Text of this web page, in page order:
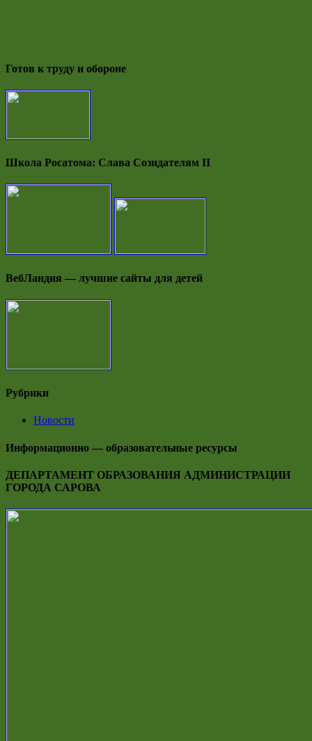
Готов к труду и обороне
Школа Росатома: Слава Созидателям II
ВебЛандия — лучшие сайты для детей
Рубрики
Новости
Информационно — образовательные ресурсы
ДЕПАРТАМЕНТ ОБРАЗОВАНИЯ АДМИНИСТРАЦИИ
ГОРОДА САРОВА